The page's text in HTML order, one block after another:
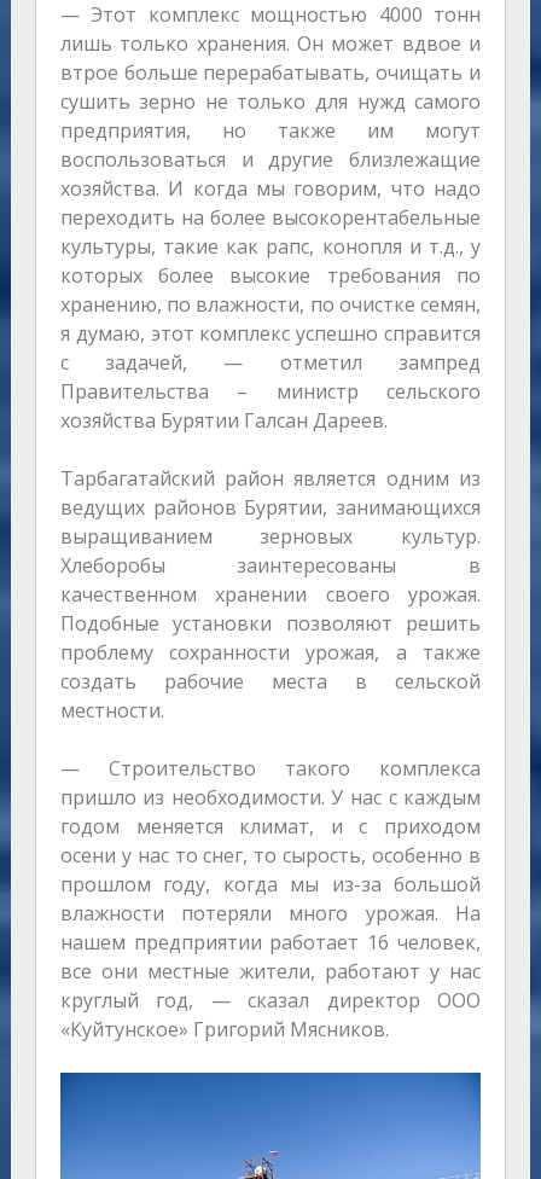
— Этот комплекс мощностью 4000 тонн
лишь только хранения. Он может вдвое и
втрое больше перерабатывать, очищать и
сушить зерно не только для нужд самого
предприятия, но также им могут
воспользоваться и другие близлежащие
хозяйства. И когда мы говорим, что надо
переходить на более высокорентабельные
культуры, такие как рапс, конопля и т.д., у
которых более высокие требования по
хранению, по влажности, по очистке семян,
я думаю, этот комплекс успешно справится
с задачей, — отметил зампред
Правительства – министр сельского
хозяйства Бурятии Галсан Дареев.
Тарбагатайский район является одним из
ведущих районов Бурятии, занимающихся
выращиванием зерновых культур.
Хлеборобы заинтересованы в
качественном хранении своего урожая.
Подобные установки позволяют решить
проблему сохранности урожая, а также
создать рабочие места в сельской
местности.
— Строительство такого комплекса
пришло из необходимости. У нас с каждым
годом меняется климат, и с приходом
осени у нас то снег, то сырость, особенно в
прошлом году, когда мы из-за большой
влажности потеряли много урожая. На
нашем предприятии работает 16 человек,
все они местные жители, работают у нас
круглый год, — сказал директор ООО
«Куйтунское» Григорий Мясников.